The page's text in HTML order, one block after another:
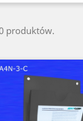
produktów.